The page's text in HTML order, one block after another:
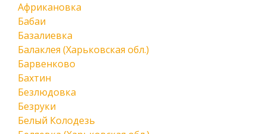
Африкановка
Бабаи
Базалиевка
Балаклея (Харьковская обл.)
Барвенково
Бахтин
Безлюдовка
Безруки
Белый Колодезь